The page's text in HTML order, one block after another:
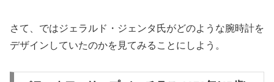
さて、ではジェラルド・ジェンタ氏がどのような腕時計を
デザインしていたのかを見てみることにしよう。